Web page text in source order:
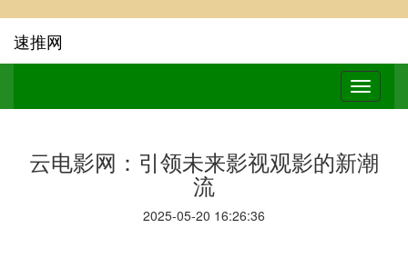
速推网
云电影网：引领未来影视观影的新潮
流
2025-05-20 16:26:36